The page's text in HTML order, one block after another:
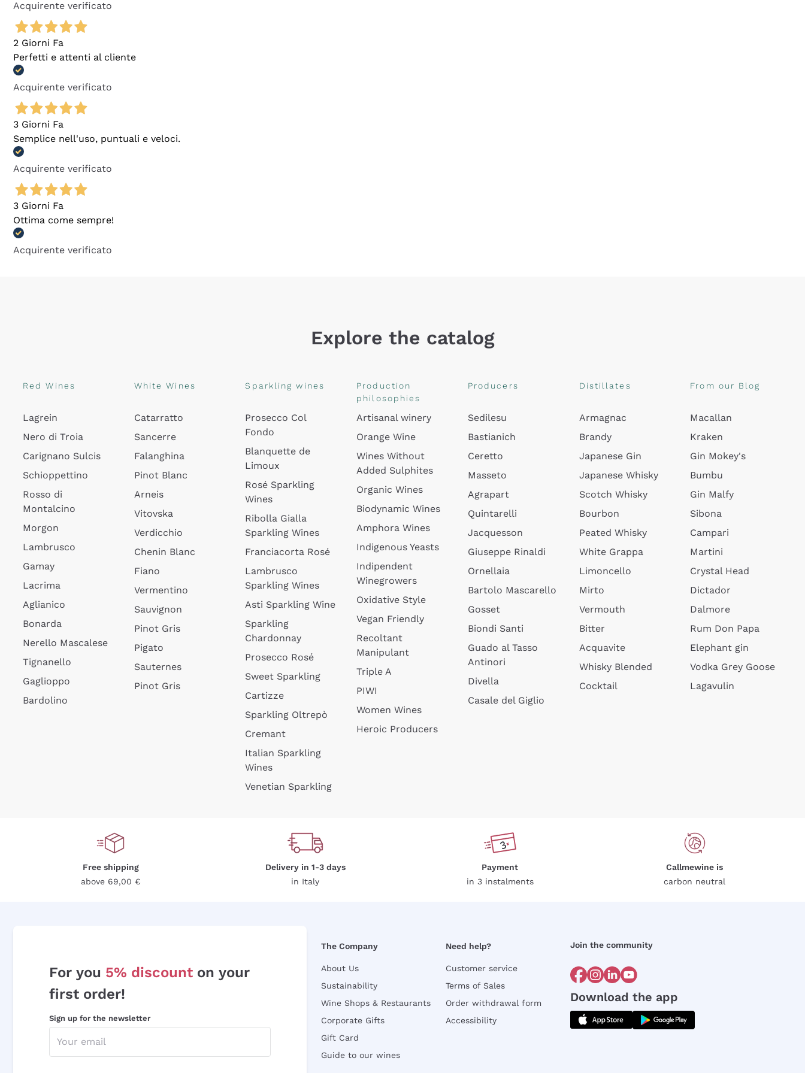
Acquirente verificato
2 Giorni Fa
Perfetti e attenti al cliente
Acquirente verificato
3 Giorni Fa
Semplice nell'uso, puntuali e veloci.
Acquirente verificato
3 Giorni Fa
Ottima come sempre!
Acquirente verificato
Explore the catalog
Red Wines
Lagrein
Nero di Troia
Carignano Sulcis
Schioppettino
Rosso di
Montalcino
Morgon
Lambrusco
Gamay
Lacrima
Aglianico
Bonarda
Nerello Mascalese
Tignanello
Gaglioppo
Bardolino
White Wines
Catarratto
Sancerre
Falanghina
Pinot Blanc
Arneis
Vitovska
Verdicchio
Chenin Blanc
Fiano
Vermentino
Sauvignon
Pinot Gris
Pigato
Sauternes
Pinot Gris
Sparkling wines
Prosecco Col
Fondo
Blanquette de
Limoux
Rosé Sparkling
Wines
Ribolla Gialla
Sparkling Wines
Franciacorta Rosé
Lambrusco
Sparkling Wines
Asti Sparkling Wine
Sparkling
Chardonnay
Prosecco Rosé
Sweet Sparkling
Cartizze
Sparkling Oltrepò
Cremant
Italian Sparkling
Wines
Venetian Sparkling
Production
philosophies
Artisanal winery
Orange Wine
Wines Without
Added Sulphites
Organic Wines
Biodynamic Wines
Amphora Wines
Indigenous Yeasts
Indipendent
Winegrowers
Oxidative Style
Vegan Friendly
Recoltant
Manipulant
Triple A
PIWI
Women Wines
Heroic Producers
Producers
Sedilesu
Bastianich
Ceretto
Masseto
Agrapart
Quintarelli
Jacquesson
Giuseppe Rinaldi
Ornellaia
Bartolo Mascarello
Gosset
Biondi Santi
Guado al Tasso
Antinori
Divella
Casale del Giglio
Distillates
Armagnac
Brandy
Japanese Gin
Japanese Whisky
Scotch Whisky
Bourbon
Peated Whisky
White Grappa
Limoncello
Mirto
Vermouth
Bitter
Acquavite
Whisky Blended
Cocktail
From our Blog
Macallan
Kraken
Gin Mokey's
Bumbu
Gin Malfy
Sibona
Campari
Martini
Crystal Head
Dictador
Dalmore
Rum Don Papa
Elephant gin
Vodka Grey Goose
Lagavulin
Free shipping
above 69,00 €
Delivery in 1-3 days
in Italy
Payment
in 3 instalments
Callmewine is
carbon neutral
For you 5% discount on your
first order!
Sign up for the newsletter
The Company
About Us
Sustainability
Wine Shops & Restaurants
Corporate Gifts
Gift Card
Guide to our wines
Need help?
Customer service
Terms of Sales
Order withdrawal form
Accessibility
Join the community
Download the app